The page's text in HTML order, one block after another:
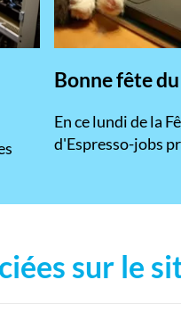
Bonne fête
En ce lundi de la
d'Espresso-jobs
sur le